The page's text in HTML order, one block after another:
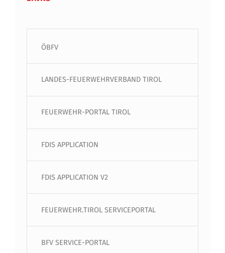
ÖBFV
LANDES-FEUERWEHRVERBAND TIROL
FEUERWEHR-PORTAL TIROL
FDIS APPLICATION
FDIS APPLICATION V2
FEUERWEHR.TIROL SERVICEPORTAL
BFV SERVICE-PORTAL